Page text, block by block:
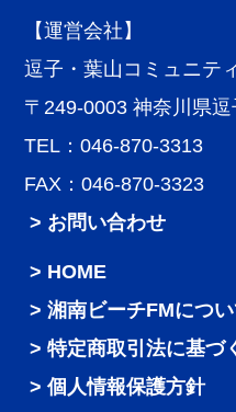
【運営会社】
逗子・葉山コミュニテ
〒249-0003 神奈川県
TEL：046-870-3313
FAX：046-870-3323
> お問い合わせ
HOME
湘南ビーチFMにつ
特定商取引法に基づ
個人情報保護方針